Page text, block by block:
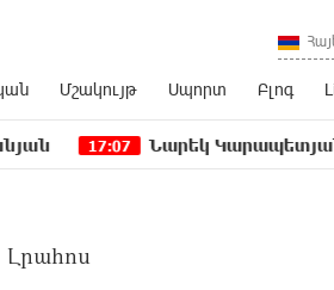
Մշակույթ Սպորտ Բլոգ
Նարեկ Կարապետյանը`
Լրահոս